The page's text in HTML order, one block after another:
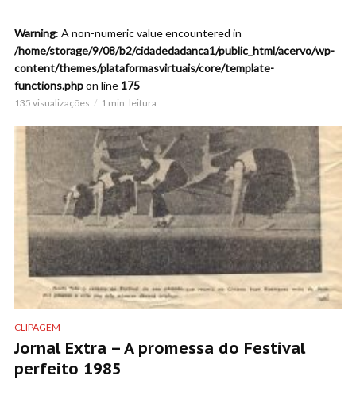
Warning: A non-numeric value encountered in
/home/storage/9/08/b2/cidadedadanca1/public_html/acervo/wp-
content/themes/plataformasvirtuais/core/template-
functions.phpon line 175
135 visualizações 1 min. leitura
CLIPAGEM
Jornal Extra – A promessa do Festival
perfeito 1985